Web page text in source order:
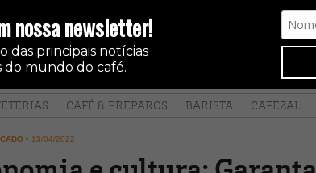
nossa newsletter!
das principais notícias
do mundo do café.
CAFÉ & PREPAROS BARISTA CAFEZAL
• 13/04/2022